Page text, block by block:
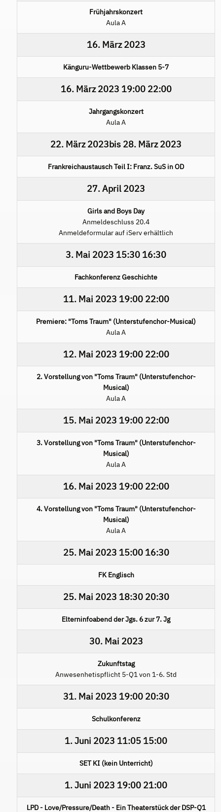
Frühjahrskonzert
Aula A
16. März 2023
Känguru-Wettbewerb Klassen 5-7
16. März 2023 19:00 22:00
Jahrgangskonzert
Aula A
22. März 2023bis 28. März 2023
Frankreichaustausch Teil I: Franz. SuS in OD
27. April 2023
Girls and Boys Day
Anmeldeschluss 20.4
Anmeldeformular auf iServ erhältlich
3. Mai 2023 15:30 16:30
Fachkonferenz Geschichte
11. Mai 2023 19:00 22:00
Premiere: "Toms Traum" (Unterstufenchor-Musical)
Aula A
12. Mai 2023 19:00 22:00
2. Vorstellung von "Toms Traum" (Unterstufenchor-
Musical)
Aula A
15. Mai 2023 19:00 22:00
3. Vorstellung von "Toms Traum" (Unterstufenchor-
Musical)
Aula A
16. Mai 2023 19:00 22:00
4. Vorstellung von "Toms Traum" (Unterstufenchor-
Musical)
Aula A
25. Mai 2023 15:00 16:30
FK Englisch
25. Mai 2023 18:30 20:30
Elterninfoabend der Jgs. 6 zur 7. Jg
30. Mai 2023
Zukunftstag
Anwesenhetispflicht 5-Q1 von 1-6. Std
31. Mai 2023 19:00 20:30
Schulkonferenz
1. Juni 2023 11:05 15:00
SET KI (kein Unterricht)
1. Juni 2023 19:00 21:00
LPD - Love/Pressure/Death - Ein Theaterstück der DSP-Q1